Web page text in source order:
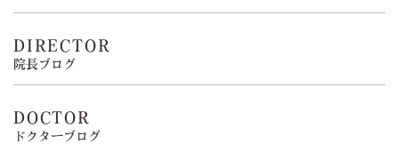
DIRECTOR
院長ブログ
DOCTOR
ドクターブログ